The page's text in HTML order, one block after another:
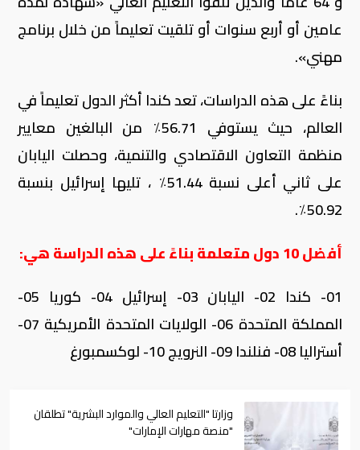
عامين أو أربع سنوات أو تلقيت تعليماً من خلال برنامج
مهني».
بناءً على هذه الدراسات، تعد كندا أكثر الدول تعليماً في
العالم، حيث يستوفي 56.71٪ من البالغين معايير
منظمة التعاون الاقتصادي والتنمية، وحصلت اليابان
على ثاني أعلى نسبة 51.44٪ ، تليها إسرائيل بنسبة
50.92٪.
أفضل 10 دول متعلمة بناءً على هذه الدراسة هي:
01- كندا 02- اليابان 03- إسرائيل 04- كوريا 05-
المملكة المتحدة 06- الولايات المتحدة الأمريكية 07-
أستراليا 08- فنلندا 09- النرويج 10- لوكسمبورغ
وزارتا "التعليم العالي والموارد البشرية" تطلقان
"منصة مهارات الإمارات"